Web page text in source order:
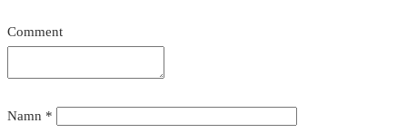
Comment
Namn *